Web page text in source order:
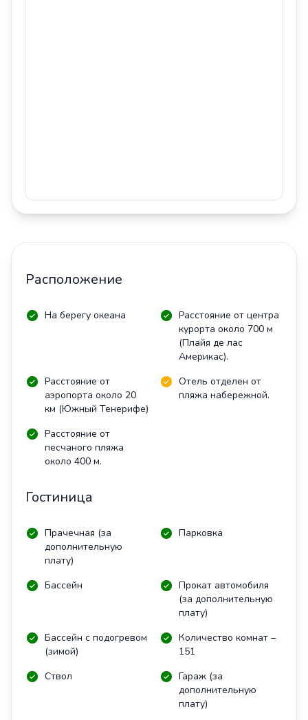
Расположение
На берегу океана
Расстояние от центра
курорта около 700 м
(Плайя де лас
Америкас).
Расстояние от
аэропорта около 20
км (Южный Тенерифе)
Отель отделен от
пляжа набережной.
Расстояние от
песчаного пляжа
около 400 м.
Гостиница
Прачечная (за
дополнительную
плату)
Парковка
Бассейн
Прокат автомобиля
(за дополнительную
плату)
Бассейн с подогревом
(зимой)
Количество комнат –
151
Ствол
Гараж (за
дополнительную
плату)